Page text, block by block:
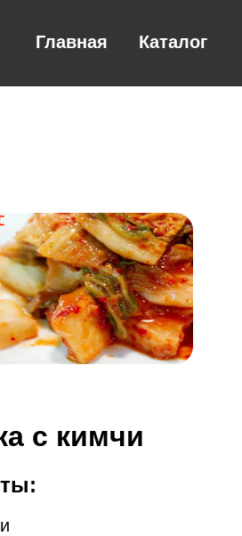
Главная Каталог
с кимчи